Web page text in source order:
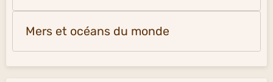
Mers et océans du monde